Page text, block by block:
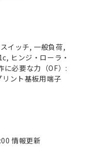
イッチ, 一般負荷,
ヒンジ・ローラ・
に必要な力（OF）:
ント基板用端子
情報更新